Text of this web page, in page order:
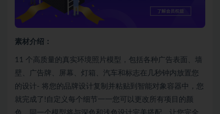
素材介绍：
11 个高质量的真实环境照片模型，包括各种广告表面、墙
壁、广告牌、屏幕、灯箱、汽车和标志在几秒钟内放置您
的设计- 将您的品牌设计复制并粘贴到智能对象容器中，您
就完成了!自定义每个细节一一您可以更改所有项目的颜